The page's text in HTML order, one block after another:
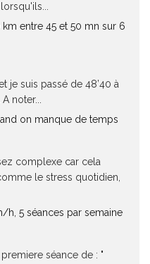
km entre 45 et 50 mn sur 6
je suis passé de 48’40 à
noter...
on manque de temps
complexe car cela
le stress quotidien,
h, 5 séances par semaine
séance de : "